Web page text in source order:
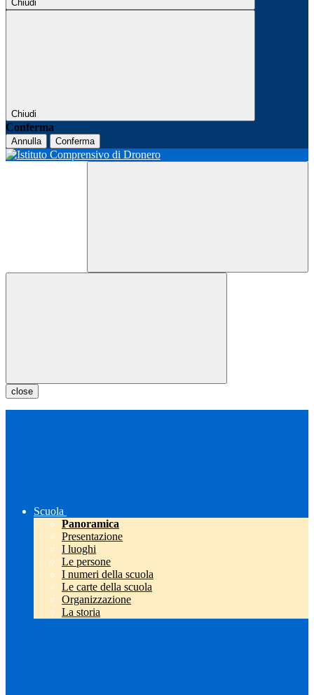
Chiudi
Chiudi
Conferma
Annulla Conferma
close
Scuola
Panoramica
Presentazione
I luoghi
Le persone
I numeri della scuola
Le carte della scuola
Organizzazione
La storia